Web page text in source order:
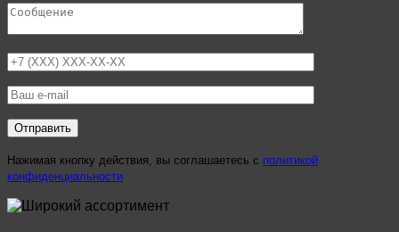
Нажимая кнопку действия, вы соглашаетесь с политикой
конфиденциальности